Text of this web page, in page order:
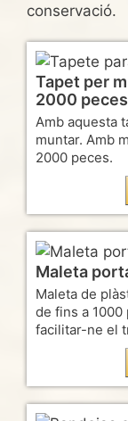
conservació.
Tapet per
2000 peces
Amb aquesta
muntar. Amb
2000 peces.
Maleta
Maleta de
de fins a 1000
facilitar-ne el